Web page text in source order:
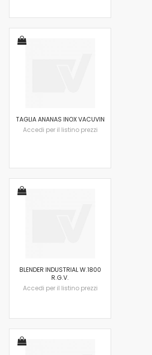
TAGLIA ANANAS INOX VACUVIN
Accedi per il listino prezzi
BLENDER INDUSTRIAL W.1800
R.G.V.
Accedi per il listino prezzi